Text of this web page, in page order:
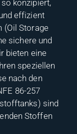
konzipiert,
effizient
(Oil Storage
sichere und
bieten eine
speziellen
nach den
86-257
sind
Stoffen